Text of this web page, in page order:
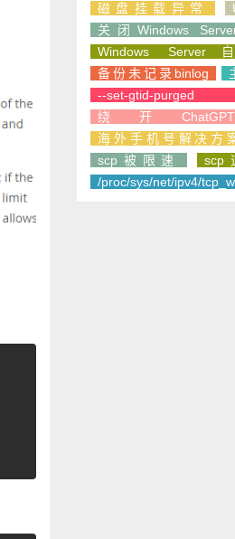
磁盘挂载异常
关闭Windows
Windows
备份未记录binlog
--set-gtid-
绕开
海外手机号解决方
scp被限速
scp
/proc/sys/net/ipv4/